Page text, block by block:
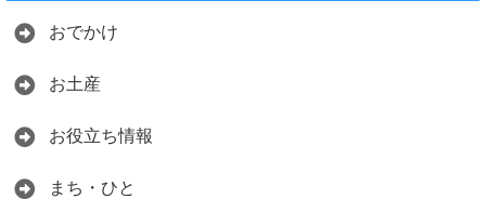
おでかけ
お土産
お役立ち情報
まち・ひと